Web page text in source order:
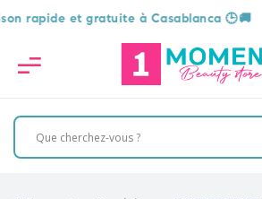
et gratuite à Casablanca 🕒🚚